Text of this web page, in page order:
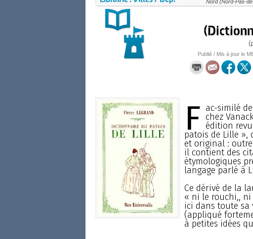
Nord (Nord-Pas-
Publié / Mis à jour le
F ac-similé
chez
édition
patois de Lille
et original :
il contient des
étymologiques
langage parlé à
Ce dérivé de la
« ni le rouchi,,
ici dans toute sa
(appliqué
à petites idées